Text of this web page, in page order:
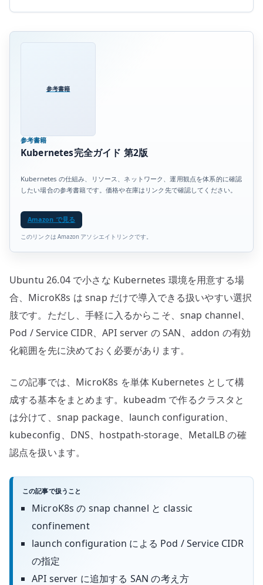
参考書籍
参考書籍
Kubernetes完全ガイド 第2版
Kubernetes の仕組み、リソース、ネットワーク、運用観点を体系的に確認
したい場合の参考書籍です。価格や在庫はリンク先で確認してください。
Amazon で見る
このリンクは Amazon アソシエイトリンクです。
Ubuntu 26.04 で小さな Kubernetes 環境を用意する場
合、MicroK8s は snap だけで導入できる扱いやすい選択
肢です。ただし、手軽に入るからこそ、snap channel、
Pod / Service CIDR、API server の SAN、addon の有効
化範囲を先に決めておく必要があります。
この記事では、MicroK8s を単体 Kubernetes として構
成する基本をまとめます。kubeadm で作るクラスタと
は分けて、snap package、launch configuration、
kubeconfig、DNS、hostpath-storage、MetalLB の確
認点を扱います。
この記事で扱うこと
MicroK8s の snap channel と classic
confinement
launch configuration による Pod / Service CIDR
の指定
API server に追加する SAN の考え方